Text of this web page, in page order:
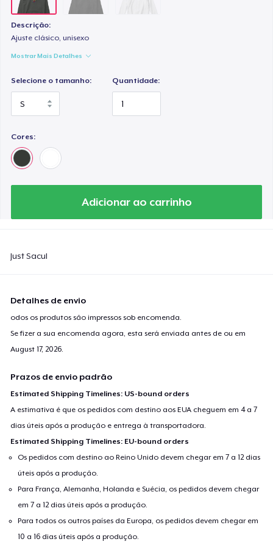
Descrição:
Ajuste clásico, unisexo
Mostrar Mais Detalhes
Selecione o tamanho: Quantidade:
Cores:
Adicionar ao carrinho
Just Sacul
Detalhes de envio
odos os produtos são impressos sob encomenda.
Se fizer a sua encomenda agora, esta será enviada antes de ou em
August 17, 2026.
Prazos de envio padrão
Estimated Shipping Timelines: US-bound orders
A estimativa é que os pedidos com destino aos EUA cheguem em 4 a 7
dias úteis após a produção e entrega à transportadora.
Estimated Shipping Timelines: EU-bound orders
Os pedidos com destino ao Reino Unido devem chegar em 7 a 12 dias
úteis após a produção.
Para França, Alemanha, Holanda e Suécia, os pedidos devem chegar
em 7 a 12 dias úteis após a produção.
Para todos os outros países da Europa, os pedidos devem chegar em
10 a 16 dias úteis após a produção.